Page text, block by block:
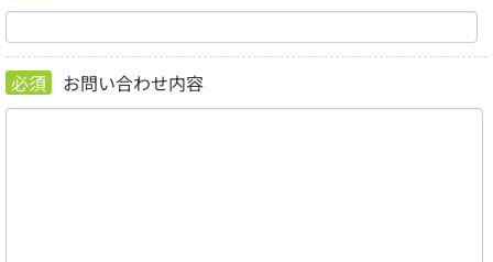
必須 お問い合わせ内容